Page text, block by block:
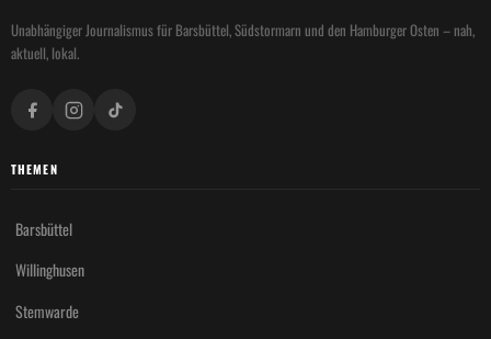
Unabhängiger Journalismus für Barsbüttel, Südstormarn und den Hamburger Osten – nah,
aktuell, lokal.
THEMEN
Barsbüttel
Willinghusen
Stemwarde